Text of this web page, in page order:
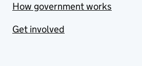
How government works
Get involved